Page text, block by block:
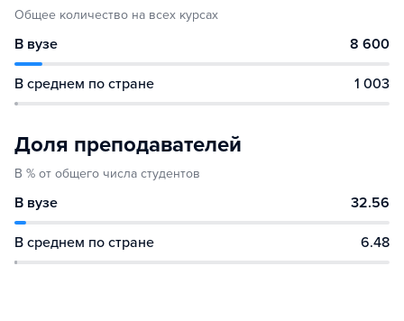
Общее количество на всех курсах
В вузе 8 600
В среднем по стране 1 003
Доля преподавателей
В % от общего числа студентов
В вузе 32.56
В среднем по стране 6.48